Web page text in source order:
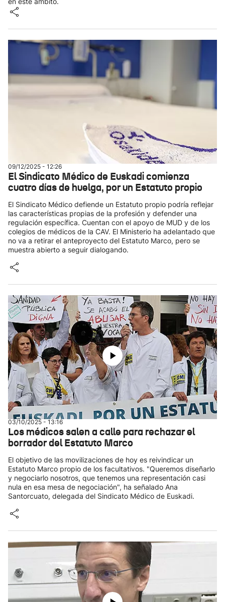
09/12/2025 - 12:26
El Sindicato Médico de Euskadi comienza
cuatro días de huelga, por un Estatuto propio
El Sindicato Médico defiende un Estatuto propio podría reflejar
las características propias de la profesión y defender una
regulación específica. Cuentan con el apoyo de MUD y de los
colegios de médicos de la CAV. El Ministerio ha adelantado que
no va a retirar el anteproyecto del Estatuto Marco, pero se
muestra abierto a seguir dialogando.
03/10/2025 - 13:16
Los médicos salen a calle para rechazar el
borrador del Estatuto Marco
El objetivo de las movilizaciones de hoy es reivindicar un
Estatuto Marco propio de los facultativos. "Queremos diseñarlo
y negociarlo nosotros, que tenemos una representación casi
nula en esa mesa de negociación", ha señalado Ana
Santorcuato, delegada del Sindicato Médico de Euskadi.